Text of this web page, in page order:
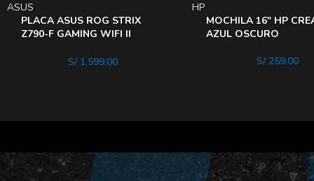
PLACA ASUS ROG STRIX
Z790-F GAMING WIFI II
ILUMINACIÓN AURA SYNC
ASUS
S/1,599.00
MOCHILA 16″ HP
AZUL OSCURO
HP
S/259.00